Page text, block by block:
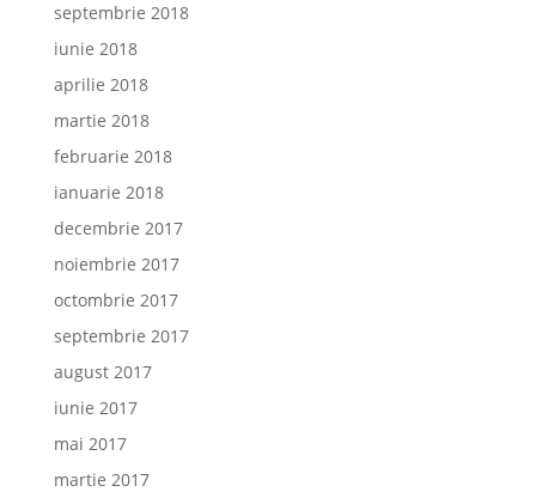
septembrie 2018
iunie 2018
aprilie 2018
martie 2018
februarie 2018
ianuarie 2018
decembrie 2017
noiembrie 2017
octombrie 2017
septembrie 2017
august 2017
iunie 2017
mai 2017
martie 2017